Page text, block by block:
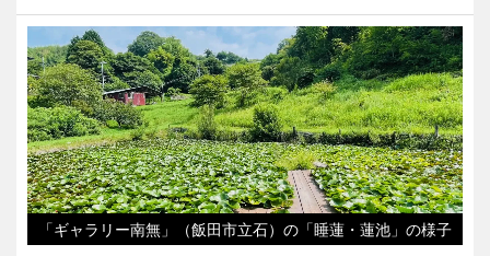
「ギャラリー南無」（飯田市立石）の「睡蓮・蓮池」の様子